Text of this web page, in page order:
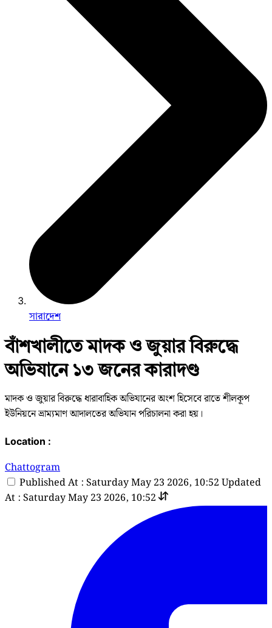
সারাদেশ
বাঁশখালীতে মাদক ও জুয়ার বিরুদ্ধে
অভিযানে ১৩ জনের কারাদণ্ড
মাদক ও জুয়ার বিরুদ্ধে ধারাবাহিক অভিযানের অংশ হিসেবে রাতে শীলকূপ
ইউনিয়নে ভ্রাম্যমাণ আদালতের অভিযান পরিচালনা করা হয়।
Location :
Chattogram
Published At : Saturday May 23 2026, 10:52 Updated
At : Saturday May 23 2026, 10:52